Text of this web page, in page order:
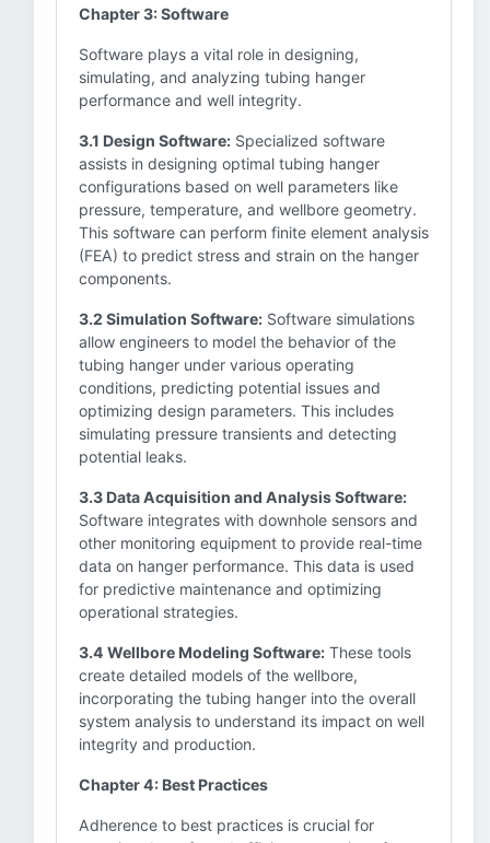
Chapter 3: Software
Software plays a vital role in designing,
simulating, and analyzing tubing hanger
performance and well integrity.
3.1 Design Software: Specialized software
assists in designing optimal tubing hanger
configurations based on well parameters like
pressure, temperature, and wellbore geometry.
This software can perform finite element analysis
(FEA) to predict stress and strain on the hanger
components.
3.2 Simulation Software: Software simulations
allow engineers to model the behavior of the
tubing hanger under various operating
conditions, predicting potential issues and
optimizing design parameters. This includes
simulating pressure transients and detecting
potential leaks.
3.3 Data Acquisition and Analysis Software:
Software integrates with downhole sensors and
other monitoring equipment to provide real-time
data on hanger performance. This data is used
for predictive maintenance and optimizing
operational strategies.
3.4 Wellbore Modeling Software: These tools
create detailed models of the wellbore,
incorporating the tubing hanger into the overall
system analysis to understand its impact on well
integrity and production.
Chapter 4: Best Practices
Adherence to best practices is crucial for